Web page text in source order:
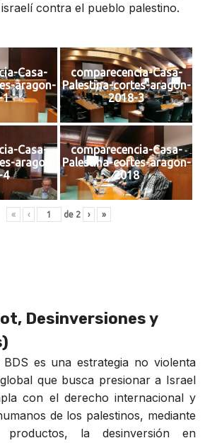
contra el pueblo palestino.
Casa-
aragon-
1
comparecencia-Casa-
Palestina-cortes-aragon-
2018-3
Casa-
aragon-
4
comparecencia-Casa-
Palestina-cortes-aragon-
2018
« ‹ de 2 › »
Desinversiones y
BDS es una estrategia no violenta
que busca presionar a Israel
con el derecho internacional y
de los palestinos, mediante
la desinversión en